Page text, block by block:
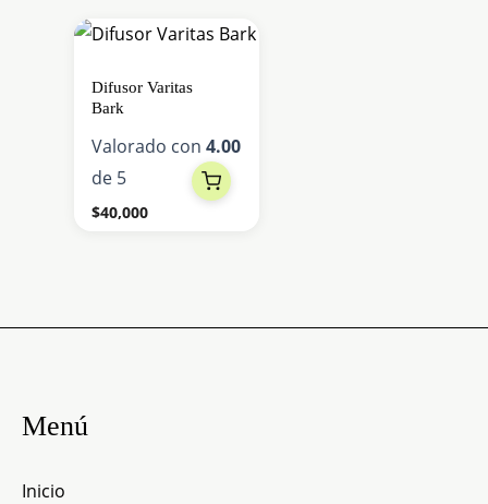
Difusor Varitas
Bark
Valorado con 4.00
de 5
$40,000
Este
tiene
variantes.
Las
opciones
página
Menú
Inicio